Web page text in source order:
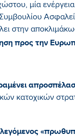
μία
στην
προς την
κατοχικών